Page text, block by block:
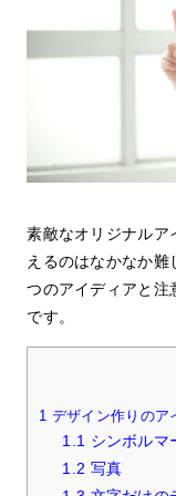
素敵なオリジナルア
えるのはなかなか
つのアイディアと注
です。
1 デザイン作りのア
1.1 シンボルマ
1.2 写真